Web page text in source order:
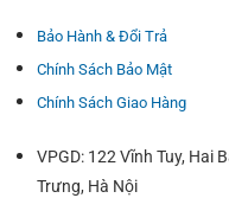
để sử dụng trong ĐK
– Bản chất của chính nó
phong cách thiết kế hơi
Bảo Hành & Đổi Trả
Chính Sách Bảo Mật
Chính Sách Giao Hàng
VPGD: 122 Vĩnh Tuy, Hai
Trưng, Hà Nội